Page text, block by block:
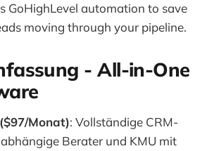
GoHighLevel automation to save
moving through your pipeline.
- All-in-One
Monat): Vollständige CRM-
Berater und KMU mit